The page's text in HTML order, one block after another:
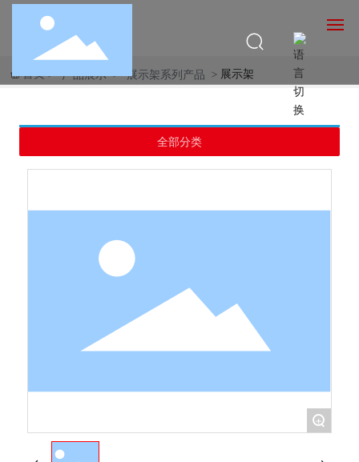
中文
English
首页 产品展示 展示架系列产品 展示架
全部分类
+